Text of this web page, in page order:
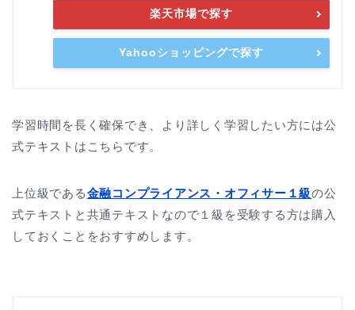
楽天市場で探す
Yahooショッピングで探す
学習時間を長く確保でき、より詳しく学習したい方には公
式テキストはこちらです。
上位級である金融コンプライアンス・オフィサー１級の公
式テキストと共通テキストなので１級を受験する方は購入
しておくことをおすすめします。